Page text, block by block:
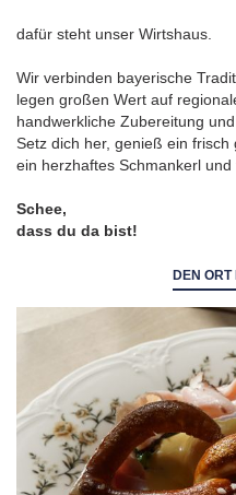
dafür steht unser Wirtshaus.
Wir verbinden bayerische
legen großen Wert auf
handwerkliche Zubereitung
Setz dich her, genieß ein frisch
ein herzhaftes Schmankerl und
Schee,
dass du da bist!
DEN